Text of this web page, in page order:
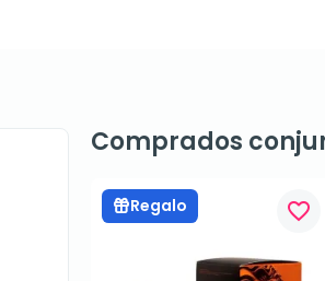
Comprados
Regalo favorite_border